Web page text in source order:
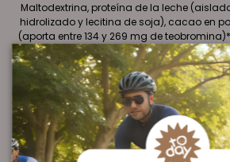
Maltodextrina, proteína de la leche
hidrolizado y lecitina de soja), cacao en
(aporta entre 134 y 269 mg de
enzimaticamente (amilopectina),
(Linumusitatissimum L.), aroma de limón,
mezcla de vitaminas (ácido L-ascorbico
DL-alfa-tocoferilo (vitamina E),
de retinilo (vitamina A), D-pantotenato
clorhidrato de piridoxina (vitamina B6),
clorhidrato de tiamina (vitamina B1),
(vitamina B9, D-biotina (vitamina B8),